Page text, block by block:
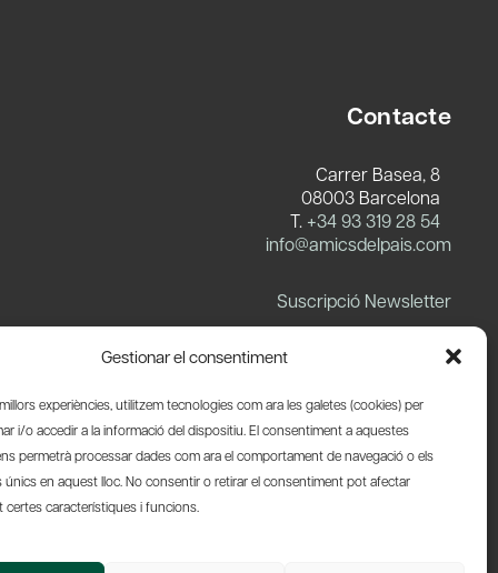
Gestionar el consentiment
experiències, utilitzem tecnologies com ara les galetes (cookies) per
i/o accedir a la informació del dispositiu. El consentiment a aquestes
permetrà processar dades com ara el comportament de navegació o els
únics en aquest lloc. No consentir o retirar el consentiment pot afectar
certes característiques i funcions.
Contacte
Carrer Basea, 8
08003 Barcelona
T. +34 93 319 28 54
info@amicsdelpais.com
Suscripció Newsletter
YouTube